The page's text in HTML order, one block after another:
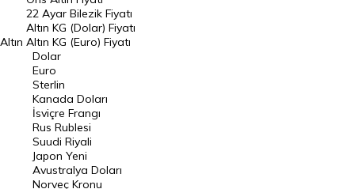
Dolar Kuru
Euro Kuru
Pound Kuru
Frank Kuru
Riyal Kuru
Avustralya Doları
Danimarka Kronu Kuru
Altın
22 Ayar Bilezik Fiyatı
Altın KG (Dolar) Fiyatı
Altın KG (Euro) Fiyatı
Dolar
Euro
Sterlin
Kanada Doları
İsviçre Frangı
Rus Rublesi
Suudi Riyali
Japon Yeni
Avustralya Doları
Norveç Kronu